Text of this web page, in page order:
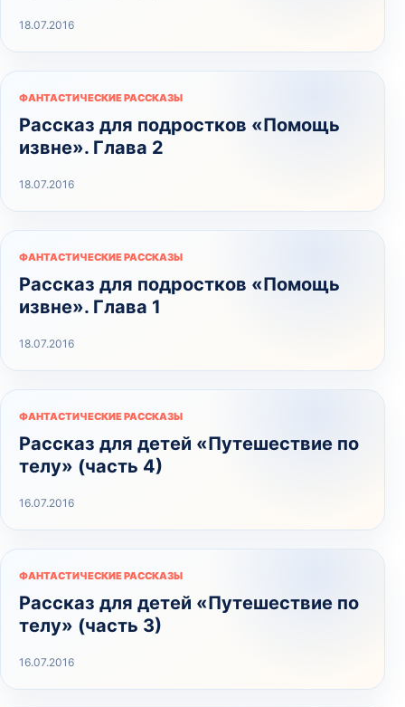
18.07.2016
ФАНТАСТИЧЕСКИЕ РАССКАЗЫ
Рассказ для подростков «Помощь
извне». Глава 2
18.07.2016
ФАНТАСТИЧЕСКИЕ РАССКАЗЫ
Рассказ для подростков «Помощь
извне». Глава 1
18.07.2016
ФАНТАСТИЧЕСКИЕ РАССКАЗЫ
Рассказ для детей «Путешествие по
телу» (часть 4)
16.07.2016
ФАНТАСТИЧЕСКИЕ РАССКАЗЫ
Рассказ для детей «Путешествие по
телу» (часть 3)
16.07.2016